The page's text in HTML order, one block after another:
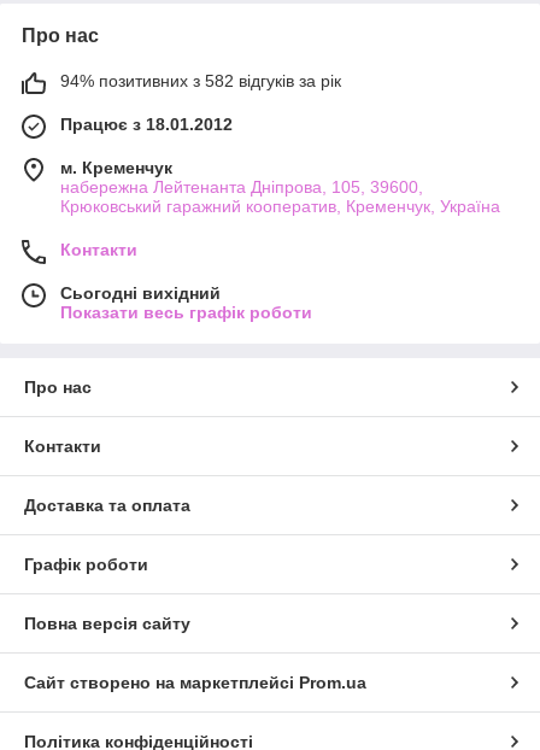
Про нас
94% позитивних з 582 відгуків за рік
Працює з 18.01.2012
м. Кременчук
набережна Лейтенанта Дніпрова, 105, 39600,
Крюковський гаражний кооператив, Кременчук, Україна
Контакти
Сьогодні вихідний
Показати весь графік роботи
Про нас
Контакти
Доставка та оплата
Графік роботи
Повна версія сайту
Сайт створено на маркетплейсі Prom.ua
Політика конфіденційності